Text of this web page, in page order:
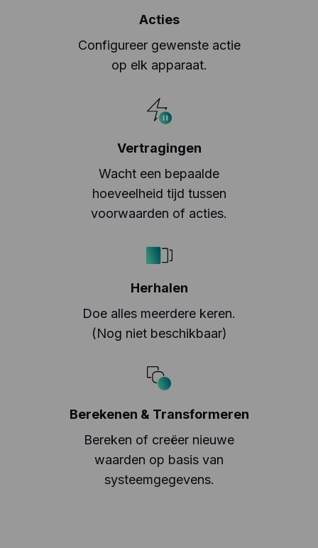
Acties
Configureer gewenste actie
op elk apparaat.
Vertragingen
Wacht een bepaalde
hoeveelheid tijd tussen
voorwaarden of acties.
Herhalen
Doe alles meerdere keren.
(Nog niet beschikbaar)
Berekenen & Transformeren
Bereken of creëer nieuwe
waarden op basis van
systeemgegevens.